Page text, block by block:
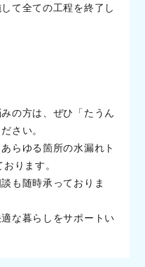
て全ての工程を終了し
の方は、ぜひ「たうん
さい。
らゆる箇所の水漏れト
ります。
も随時承っておりま
な暮らしをサポートい